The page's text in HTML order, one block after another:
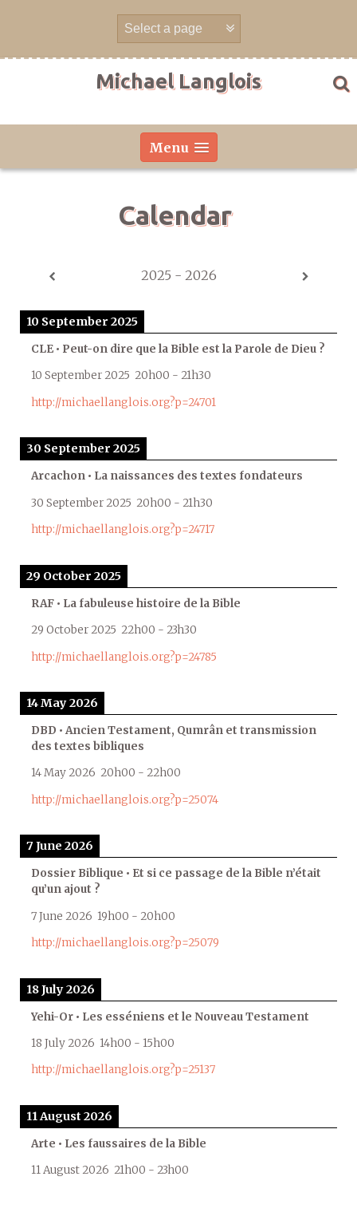
Michael Langlois
Menu
Calendar
2025 - 2026
10 September 2025
CLE • Peut-on dire que la Bible est la Parole de Dieu ?
10 September 2025 20h00 - 21h30
http://michaellanglois.org?p=24701
30 September 2025
Arcachon • La naissances des textes fondateurs
30 September 2025 20h00 - 21h30
http://michaellanglois.org?p=24717
29 October 2025
RAF • La fabuleuse histoire de la Bible
29 October 2025 22h00 - 23h30
http://michaellanglois.org?p=24785
14 May 2026
DBD • Ancien Testament, Qumrân et transmission
des textes bibliques
14 May 2026 20h00 - 22h00
http://michaellanglois.org?p=25074
7 June 2026
Dossier Biblique • Et si ce passage de la Bible n’était
qu’un ajout ?
7 June 2026 19h00 - 20h00
http://michaellanglois.org?p=25079
18 July 2026
Yehi-Or • Les esséniens et le Nouveau Testament
18 July 2026 14h00 - 15h00
http://michaellanglois.org?p=25137
11 August 2026
Arte • Les faussaires de la Bible
11 August 2026 21h00 - 23h00